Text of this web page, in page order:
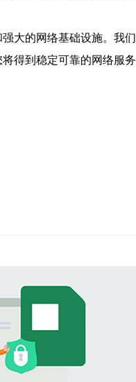
大的网络基础设施。我
得到稳定可靠的网络服务